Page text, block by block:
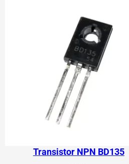
Transistor NPN BD135